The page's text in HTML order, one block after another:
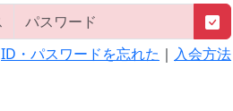
ID・パスワードを忘れた ｜ 入会方法